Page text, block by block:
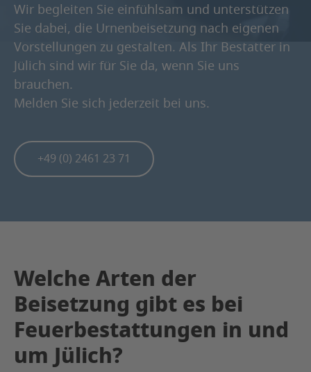
Wir begleiten Sie einfühlsam und unterstützen
Sie dabei, die Urnenbeisetzung nach eigenen
Vorstellungen zu gestalten. Als Ihr Bestatter in
Jülich sind wir für Sie da, wenn Sie uns
brauchen.
Melden Sie sich jederzeit bei uns.
+49 (0) 2461 23 71
Welche Arten der
Beisetzung gibt es bei
Feuerbestattungen in und
um Jülich?